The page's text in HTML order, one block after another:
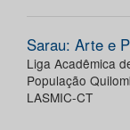
Sarau: Arte e
Liga Acadêmica
População
LASMIC-CT